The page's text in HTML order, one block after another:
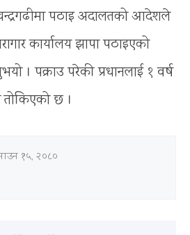
पठाइ अदालतको आदेशले
कार्यालय झापा पठाइएको
। पक्राउ परेकी प्रधानलाई १ वर्ष
तोकिएको छ ।
१५, २०८०